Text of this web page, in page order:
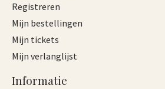
Registreren
Mijn bestellingen
Mijn tickets
Mijn verlanglijst
Informatie